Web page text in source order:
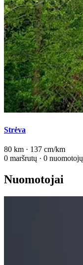
Strėva
80 km · 137 cm/km
0 maršrutų · 0 nuomotojų
Nuomotojai